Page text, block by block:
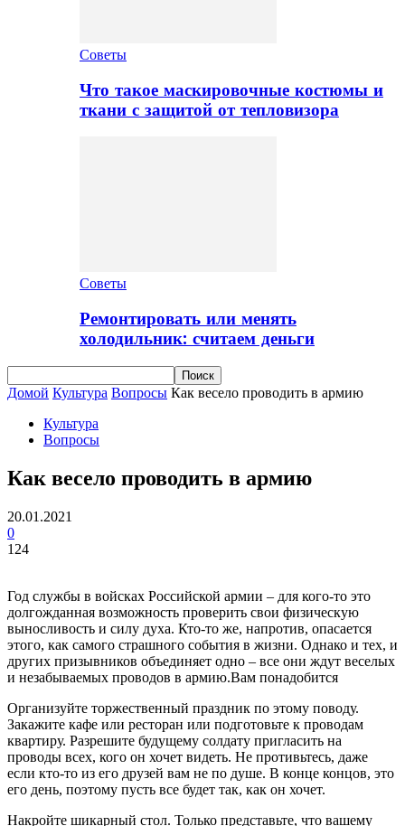
Советы
Что такое маскировочные костюмы и
ткани с защитой от тепловизора
Советы
Ремонтировать или менять
холодильник: считаем деньги
Домой Культура Вопросы Как весело проводить в армию
Культура
Вопросы
Как весело проводить в армию
20.01.2021
0
124
Год службы в войсках Российской армии – для кого-то это
долгожданная возможность проверить свои физическую
выносливость и силу духа. Кто-то же, напротив, опасается
этого, как самого страшного события в жизни. Однако и тех, и
других призывников объединяет одно – все они ждут веселых
и незабываемых проводов в армию.Вам понадобится
Организуйте торжественный праздник по этому поводу.
Закажите кафе или ресторан или подготовьте к проводам
квартиру. Разрешите будущему солдату пригласить на
проводы всех, кого он хочет видеть. Не противьтесь, даже
если кто-то из его друзей вам не по душе. В конце концов, это
его день, поэтому пусть все будет так, как он хочет.
Накройте шикарный стол. Только представьте, что вашему